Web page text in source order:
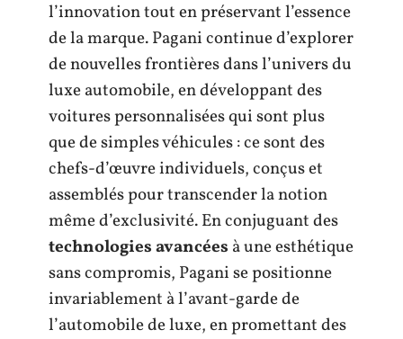
l’innovation tout en préservant l’essence
de la marque. Pagani continue d’explorer
de nouvelles frontières dans l’univers du
luxe automobile, en développant des
voitures personnalisées qui sont plus
que de simples véhicules : ce sont des
chefs-d’œuvre individuels, conçus et
assemblés pour transcender la notion
même d’exclusivité. En conjuguant des
technologies avancées à une esthétique
sans compromis, Pagani se positionne
invariablement à l’avant-garde de
l’automobile de luxe, en promettant des